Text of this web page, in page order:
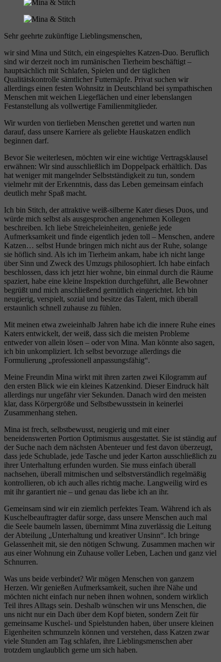
Sehr geehrte zukünftige Lieblingsmenschen,
wir sind Mina und Stitch, ein eingespieltes Katzen-Duo. Beruflich
sind wir derzeit noch im rumänischen Tierheim beschäftigt –
hauptsächlich mit Schlafen, Spielen und der täglichen
Qualitätskontrolle sämtlicher Futternäpfe. Privat suchen wir
allerdings einen festen Wohnsitz in Deutschland bei sympathischen
Menschen mit weichen Liegeflächen und einer lebenslangen
Festanstellung als vollwertige Familienmitglieder.
Wir wurden von tierlieben Menschen gerettet und warten nun
darauf, dass unsere Karriere als geliebte Hauskatzen endlich
beginnen darf.
Bevor Sie weiterlesen, möchten wir eine wichtige Vertragsklausel
erwähnen: Wir sind ausschließlich im Doppelpack erhältlich. Das
hat weniger mit mangelnder Selbstständigkeit zu tun, sondern
vielmehr mit der Erkenntnis, dass das Leben gemeinsam einfach
deutlich mehr Spaß macht.
Ich bin Stitch, der attraktive weiß-silberne Kater dieses Duos, und
würde mich selbst als ausgesprochen angenehmen Kollegen
beschreiben. Ich liebe Streicheleinheiten, genieße jede
Aufmerksamkeit und finde eigentlich jeden toll – Menschen, andere
Katzen… selbst Hunde bringen mich nicht aus der Ruhe, solange
sie höflich sind. Als ich im Tierheim ankam, habe ich nicht lange
über Sinn und Zweck des Umzugs philosophiert. Ich habe einfach
beschlossen, dass ich jetzt hier wohne, bin einmal durch die Räume
spaziert, habe eine kleine Inspektion durchgeführt, alle Bewohner
begrüßt und mich anschließend gemütlich eingerichtet. Ich bin
neugierig, verspielt, sozial und besitze das Talent, mich überall
erstaunlich schnell zuhause zu fühlen.
Mit meinen etwa zweieinhalb Jahren habe ich die innere Ruhe eines
Katers entwickelt, der weiß, dass sich die meisten Probleme
entweder von allein lösen – oder von Mina. Man könnte also sagen,
ich bin unkompliziert. Ich selbst bevorzuge allerdings die
Formulierung „professionell anpassungsfähig“.
Meine Freundin Mina wirkt mit ihren zarten zwei Kilogramm auf
den ersten Blick wie ein kleines Katzenkind. Dieser Eindruck hält
allerdings nur ungefähr vier Sekunden. Danach wird den meisten
klar, dass Körpergröße und Selbstbewusstsein in keinerlei
Zusammenhang stehen.
Mina ist frech, selbstbewusst, neugierig und mit einer
beneidenswerten Portion Optimismus ausgestattet. Sie ist ständig auf
der Suche nach dem nächsten Abenteuer und fest davon überzeugt,
dass jede Schublade, jede Tasche und jeder Karton ausschließlich zu
ihrer Unterhaltung erfunden wurden. Sie muss einfach überall
nachsehen, überall mitmischen und selbstverständlich regelmäßig
kontrollieren, ob ich auch alles richtig mache. Langweilig wird es
mit ihr garantiert nie – und genau das liebe ich an ihr.
Gemeinsam sind wir ein ziemlich perfektes Team. Während ich als
Kuschelbeauftragter dafür sorge, dass unsere Menschen auch mal
die Seele baumeln lassen, übernimmt Mina zuverlässig die Leitung
der Abteilung „Unterhaltung und kreativer Unsinn“. Ich bringe
Gelassenheit mit, sie den nötigen Schwung. Zusammen machen wir
aus einer Wohnung ein Zuhause voller Leben, Lachen und ganz viel
Schnurren.
Was uns beide verbindet? Wir mögen Menschen von ganzem
Herzen. Wir genießen Aufmerksamkeit, suchen ihre Nähe und
möchten nicht einfach nur neben ihnen wohnen, sondern wirklich
Teil ihres Alltags sein. Deshalb wünschen wir uns Menschen, die
uns nicht nur ein Dach über dem Kopf bieten, sondern Zeit für
gemeinsame Kuschel- und Spielstunden haben, über unsere kleinen
Eigenheiten schmunzeln können und verstehen, dass Katzen zwar
viele Stunden am Tag schlafen, ihre Lieblingsmenschen aber
trotzdem unglaublich gerne um sich haben.